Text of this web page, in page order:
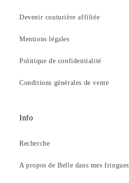
Devenir couturière affiliée
Mentions légales
Politique de confidentialité
Conditions générales de vente
Info
Recherche
A propos de Belle dans mes fringues